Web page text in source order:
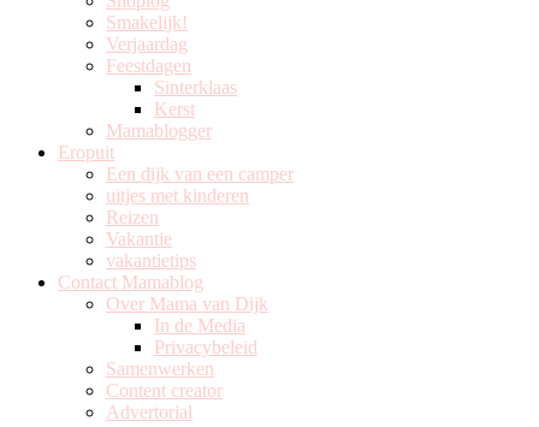
Smakelijk!
Verjaardag
Feestdagen
Sinterklaas
Kerst
Mamablogger
Eropuit
Een dijk van een camper
uitjes met kinderen
Reizen
Vakantie
vakantietips
Contact Mamablog
Over Mama van Dijk
In de Media
Privacybeleid
Samenwerken
Content creator
Advertorial